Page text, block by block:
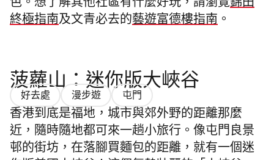
色。想了解其他社區有什麼好玩，請瀏覽錦田
終極指南及文青必去的藝遊富德樓指南 。
菠蘿山：迷你版大峽谷
好去處 漫步遊 屯門
香港到底是福地，城市與郊外野的距離那麼
近，隨時隨地都可來一趟小旅行。像屯門良景
邨的街坊，在落腳買麵包的距離，就有一個迷